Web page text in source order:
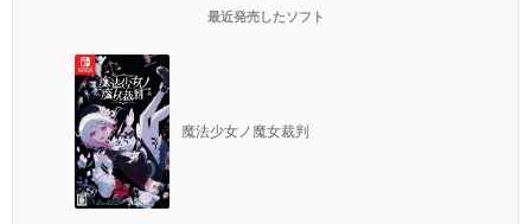
最近発売したソフト
魔法少女ノ魔女裁判